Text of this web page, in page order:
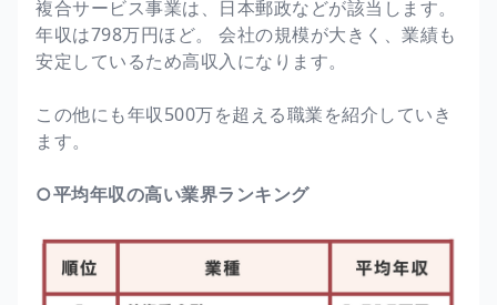
複合サービス事業は、日本郵政などが該当します。
年収は798万円ほど。 会社の規模が大きく、業績も
安定しているため高収入になります。
この他にも年収500万を超える職業を紹介していき
ます。
○平均年収の高い業界ランキング